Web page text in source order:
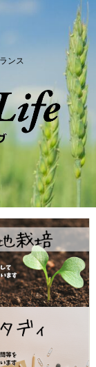
ンス